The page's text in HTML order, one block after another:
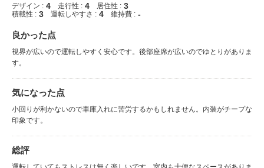
デザイン : 4 走行性 : 4 居住性 : 3
積載性 : 3 運転しやすさ : 4 維持費 : -
良かった点
視界が広いので運転しやすく安心です。後部座席が広いのでゆとりがありま
す。
気になった点
小回りが利かないので車庫入れに苦労するかもしれません。内装がチープな
印象です。
総評